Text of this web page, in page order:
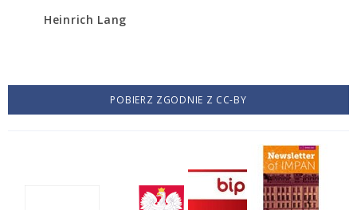
Heinrich Lang
POBIERZ ZGODNIE Z CC-BY